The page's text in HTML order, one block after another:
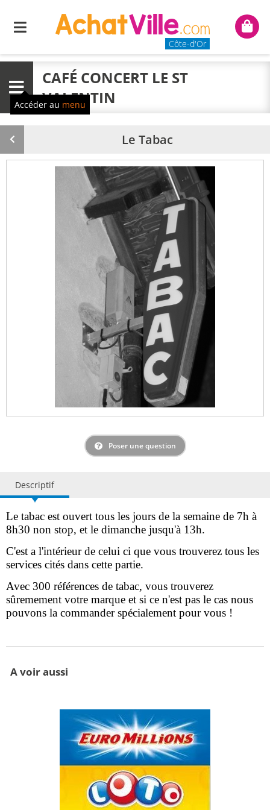
Menu
Côte-d'Or
Mon
Menu
CAFÉ CONCERT LE ST
VALENTIN
Accéder au menu
Produit
précédent
Le Tabac
Poser une question
Descriptif
Le tabac est ouvert tous les jours de la semaine de 7h à
8h30 non stop, et le dimanche jusqu'à 13h.
C'est a l'intérieur de celui ci que vous trouverez tous les
services cités dans cette partie.
Avec 300 références de tabac, vous trouverez
sûremement votre marque et si ce n'est pas le cas nous
pouvons la commander spécialement pour vous !
A voir aussi